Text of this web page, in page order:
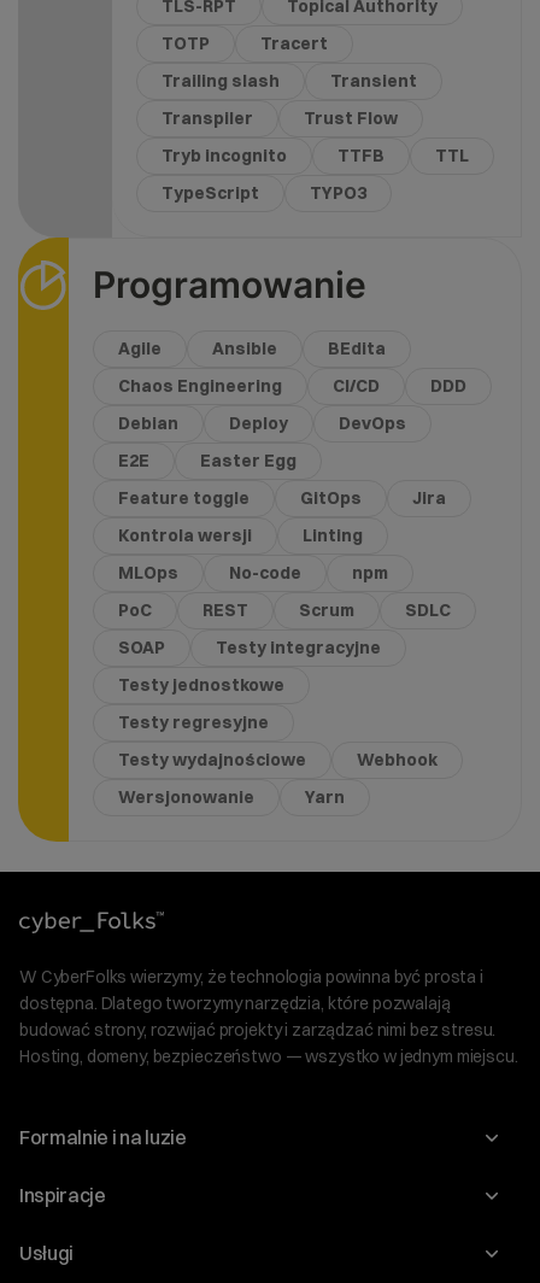
TLS-RPT
Topical Authority
TOTP
Tracert
Trailing slash
Transient
Transpiler
Trust Flow
Tryb incognito
TTFB
TTL
TypeScript
TYPO3
Programowanie
Agile Ansible
BEdita
Chaos Engineering
CI/CD
DDD
Debian
Deploy
DevOps
E2E
Easter Egg
Feature toggle
GitOps
Jira
Kontrola wersji
Linting
MLOps
No-code
npm
PoC
REST Scrum
SDLC
SOAP
Testy integracyjne
Testy jednostkowe
Testy regresyjne
Testy wydajnościowe
Webhook
Wersjonowanie
Yarn
W CyberFolks wierzymy, że technologia powinna być prosta i
dostępna. Dlatego tworzymy narzędzia, które pozwalają
budować strony, rozwijać projekty i zarządzać nimi bez stresu.
Hosting, domeny, bezpieczeństwo — wszystko w jednym miejscu.
Formalnie i na luzie
O nas
Program Korzyści dla Inwestorów
Inspiracje
Blog
Usługi